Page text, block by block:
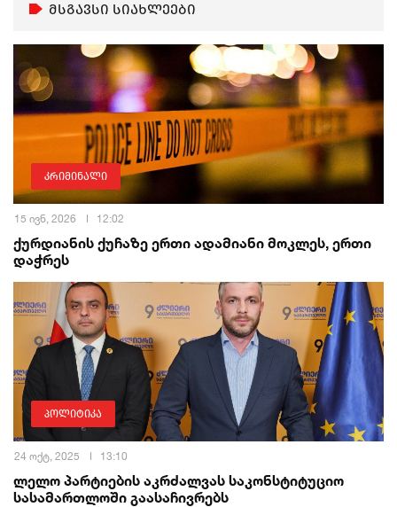
მსგავსი სიახლეები
კრიმინალი
15 ივნ, 2026 12:02
ქურდიანის ქუჩაზე ერთი ადამიანი მოკლეს, ერთი
დაჭრეს
პოლიტიკა
24 ოქტ, 2025 13:10
ლელო პარტიების აკრძალვას საკონსტიტუციო
სასამართლოში გაასაჩივრებს